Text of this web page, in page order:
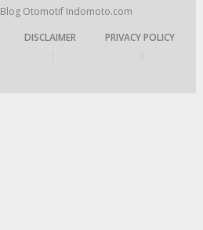
Blog Otomotif Indomoto.com
DISCLAIMER
PRIVACY POLICY